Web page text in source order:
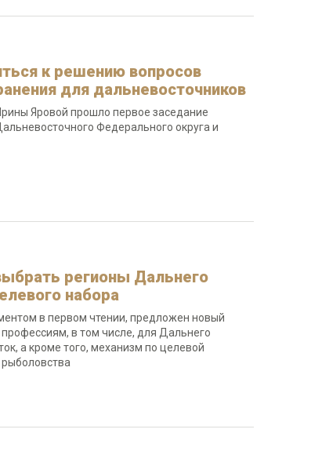
к решению вопросов
для дальневосточников
Яровой прошло первое заседание
Федерального округа и
регионы Дальнего
набора
в первом чтении, предложен новый
в том числе, для Дальнего
а кроме того, механизм по целевой